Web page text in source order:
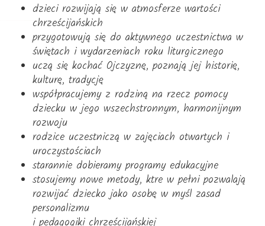
dzieci rozwijają się w atmosferze wartości
chrześcijańskich
przygotowują się do aktywnego uczestnictwa w
świętach i wydarzeniach roku liturgicznego
uczą się kochać Ojczyznę, poznają jej historię,
kulturę, tradycję
współpracujemy z rodziną na rzecz pomocy
dziecku w jego wszechstronnym, harmonijnym
rozwoju
rodzice uczestniczą w zajęciach otwartych i
uroczystościach
starannie dobieramy programy edukacyjne
stosujemy nowe metody, ktre w pełni pozwalają
rozwijać dziecko jako osobę w myśl zasad
personalizmu